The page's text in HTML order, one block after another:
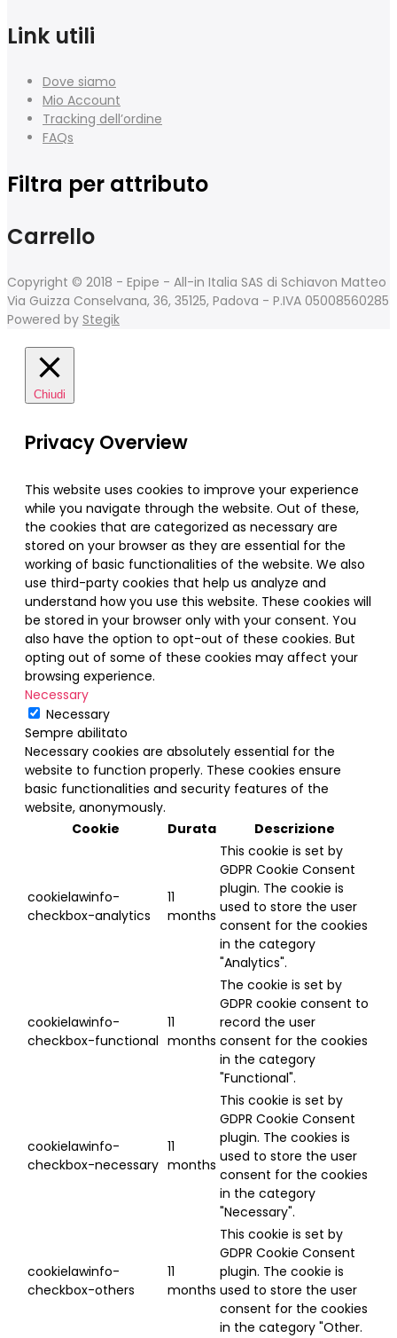
Link utili
Dove siamo
Mio Account
Tracking dell’ordine
FAQs
Filtra per attributo
Carrello
Copyright © 2018 - Epipe - All-in Italia SAS di Schiavon Matteo
Via Guizza Conselvana, 36, 35125, Padova - P.IVA 05008560285
Powered by Stegik
Chiudi
Privacy Overview
This website uses cookies to improve your experience
while you navigate through the website. Out of these,
the cookies that are categorized as necessary are
stored on your browser as they are essential for the
working of basic functionalities of the website. We also
use third-party cookies that help us analyze and
understand how you use this website. These cookies will
be stored in your browser only with your consent. You
also have the option to opt-out of these cookies. But
opting out of some of these cookies may affect your
browsing experience.
Necessary
Necessary
Sempre abilitato
Necessary cookies are absolutely essential for the
website to function properly. These cookies ensure
basic functionalities and security features of the
website, anonymously.
Cookie
Durata Descrizione
cookielawinfo-
checkbox-analytics
11
months
This cookie is set by
GDPR Cookie Consent
plugin. The cookie is
used to store the user
consent for the cookies
in the category
"Analytics".
cookielawinfo-
checkbox-functional
11
months
The cookie is set by
GDPR cookie consent to
record the user
consent for the cookies
in the category
"Functional".
cookielawinfo-
checkbox-necessary
11
months
This cookie is set by
GDPR Cookie Consent
plugin. The cookies is
used to store the user
consent for the cookies
in the category
"Necessary".
cookielawinfo-
checkbox-others
11
months
This cookie is set by
GDPR Cookie Consent
plugin. The cookie is
used to store the user
consent for the cookies
in the category "Other.